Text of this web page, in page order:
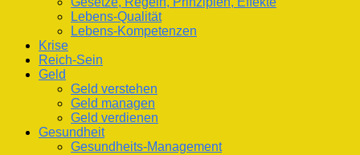
Lebens-Qualität
Lebens-Kompetenzen
Krise
Reich-Sein
Geld
Geld verstehen
Geld managen
Geld verdienen
Gesundheit
Gesundheits-Management